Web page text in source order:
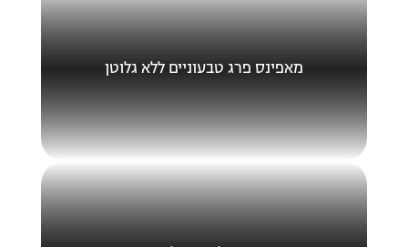
מאפינס פרג טבעוניים ללא גלוטן